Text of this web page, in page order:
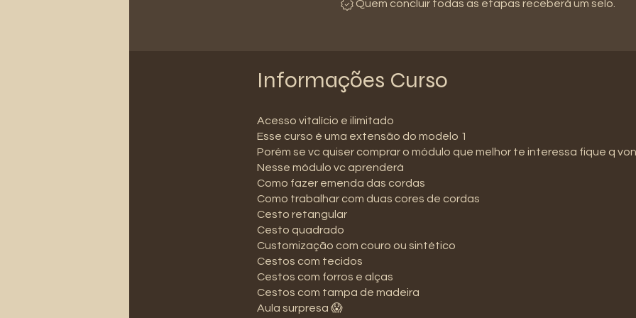
Quem concluir todas as etapas receberá um selo.
Informações Curso
Acesso vitalício e ilimitado
Esse curso é uma extensão do modelo 1
Porém se vc quiser comprar o módulo que melhor te interessa fique q
Nesse módulo vc aprenderá
Como fazer emenda das cordas
Como trabalhar com duas cores de cordas
Cesto retangular
Cesto quadrado
Customização com couro ou sintético
Cestos com tecidos
Cestos com forros e alças
Cestos com tampa de madeira
Aula surpresa 😱